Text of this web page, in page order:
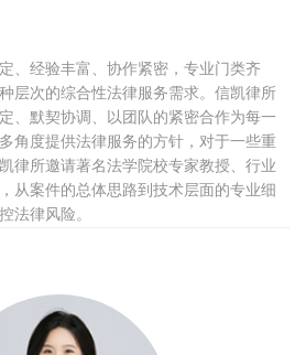
、经验丰富、协作紧密，专业门类齐
层次的综合性法律服务需求。信凯律所
、默契协调、以团队的紧密合作为每一
角度提供法律服务的方针，对于一些重
律所邀请著名法学院校专家教授、行业
从案件的总体思路到技术层面的专业细
法律风险。